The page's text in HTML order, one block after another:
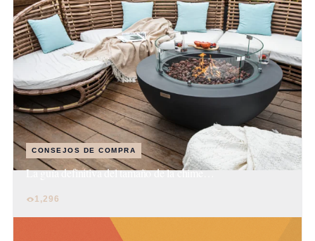
CONSEJOS DE COMPRA
La guía definitiva del tamaño de la chime…
1,296